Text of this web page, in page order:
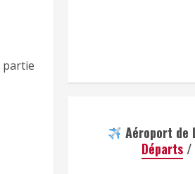
partie
Aéroport de
Départs